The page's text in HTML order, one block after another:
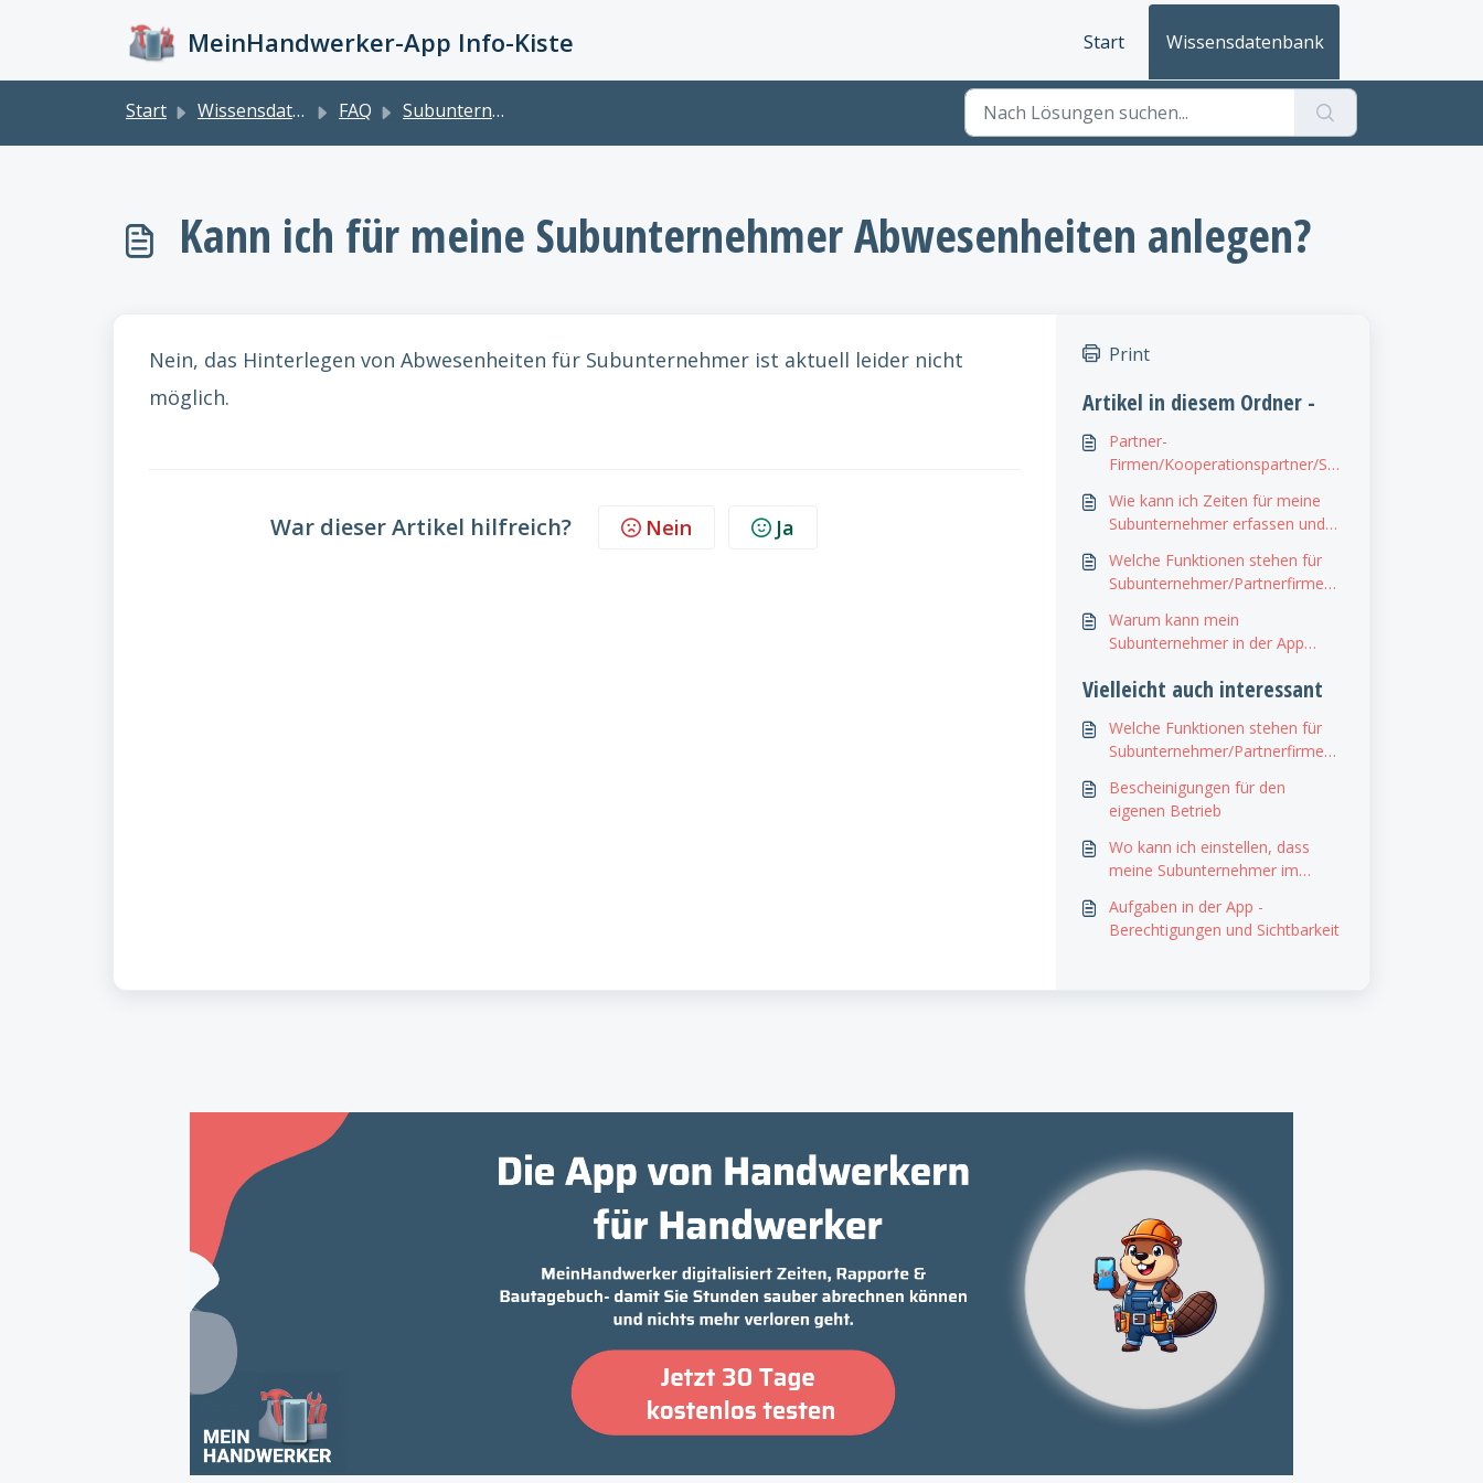
MeinHandwerker-App Info-Kiste Start Wissensdatenbank
Start Wissensdatenbank FAQ Subunternehmer
Kann ich für meine Subunternehmer Abwesenheiten anlegen?
Nein, das Hinterlegen von Abwesenheiten für Subunternehmer ist aktuell leider nicht
möglich.
War dieser Artikel hilfreich? Nein Ja
Print
Artikel in diesem Ordner -
Partner-
Firmen/Kooperationspartner/Su
verwalten
Wie kann ich Zeiten für meine
Subunternehmer erfassen und
Welche Funktionen stehen für
Subunternehmer/Partnerfirmen
Warum kann mein
Subunternehmer in der App
Vielleicht auch interessant
Welche Funktionen stehen für
Subunternehmer/Partnerfirmen
Bescheinigungen für den
eigenen Betrieb
Wo kann ich einstellen, dass
meine Subunternehmer im
h angezeigt werden?
Aufgaben in der App -
Berechtigungen und Sichtbarkeit